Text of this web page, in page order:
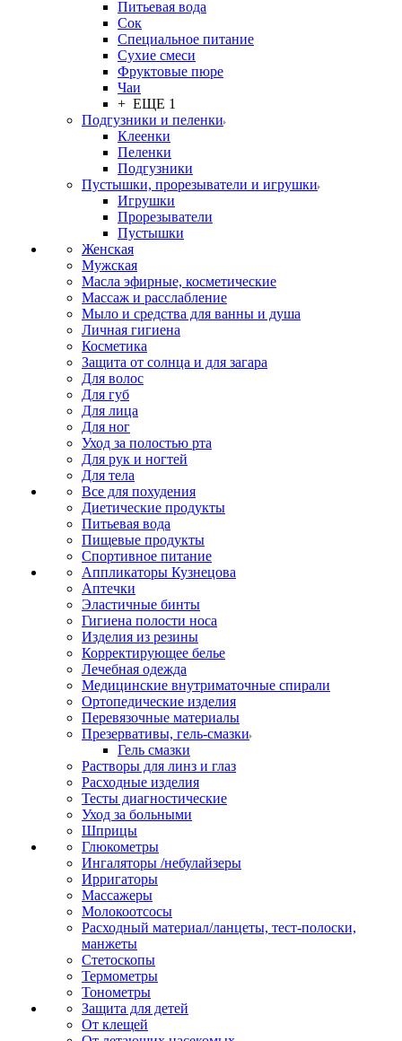
Питьевая вода
Сок
Специальное питание
Сухие смеси
Фруктовые пюре
Чаи
+ ЕЩЕ 1
Подгузники и пеленки
Клеенки
Пеленки
Подгузники
Пустышки, прорезыватели и игрушки
Игрушки
Прорезыватели
Пустышки
Женская
Мужская
Масла эфирные, косметические
Массаж и расслабление
Мыло и средства для ванны и душа
Личная гигиена
Косметика
Защита от солнца и для загара
Для волос
Для губ
Для лица
Для ног
Уход за полостью рта
Для рук и ногтей
Для тела
Все для похудения
Диетические продукты
Питьевая вода
Пищевые продукты
Спортивное питание
Аппликаторы Кузнецова
Аптечки
Эластичные бинты
Гигиена полости носа
Изделия из резины
Корректирующее белье
Лечебная одежда
Медицинские внутриматочные спирали
Ортопедические изделия
Перевязочные материалы
Презервативы, гель-смазки
Гель смазки
Растворы для линз и глаз
Расходные изделия
Тесты диагностические
Уход за больными
Шприцы
Глюкометры
Ингаляторы /небулайзеры
Ирригаторы
Массажеры
Молокоотсосы
Расходный материал/ланцеты, тест-полоски,
манжеты
Стетоскопы
Термометры
Тонометры
Защита для детей
От клещей